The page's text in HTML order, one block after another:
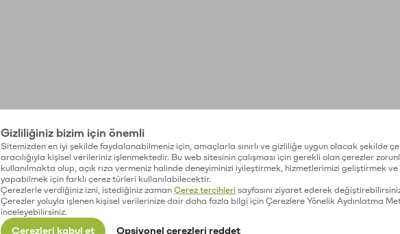
Gizliliğiniz bizim için önemli
Sitemizden en iyi şekilde faydalanabilmeniz için, amaçlarla sınırlı ve gizliliğe uygun olacak şekilde
aracılığıyla kişisel verileriniz işlenmektedir. Bu web sitesinin çalışması için gerekli olan çerezler
kullanılmakta olup, açık rıza vermeniz halinde deneyiminizi iyileştirmek, hizmetlerimizi geliştirmek
yapabilmek için farklı çerez türleri kullanılabilecektir.
Çerezlerle verdiğiniz izni, istediğiniz zaman Çerez tercihleri sayfasını ziyaret ederek
Çerezler yoluyla işlenen kişisel verilerinize dair daha fazla bilgi için Çerezlere Yönelik Aydınlatma
inceleyebilirsiniz.
Çerezleri kabul et Opsiyonel çerezleri reddet